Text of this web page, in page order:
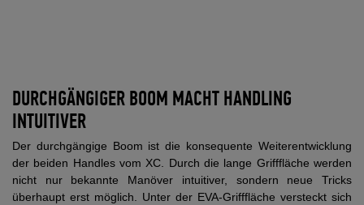
DURCHGÄNGIGER BOOM MACHT HANDLING
INTUITIVER
Der durchgängige Boom ist die konsequente Weiterentwicklung
der beiden Handles vom XC. Durch die lange Grifffläche werden
nicht nur bekannte Manöver intuitiver, sondern neue Tricks
überhaupt erst möglich. Unter der EVA-Grifffläche versteckt sich